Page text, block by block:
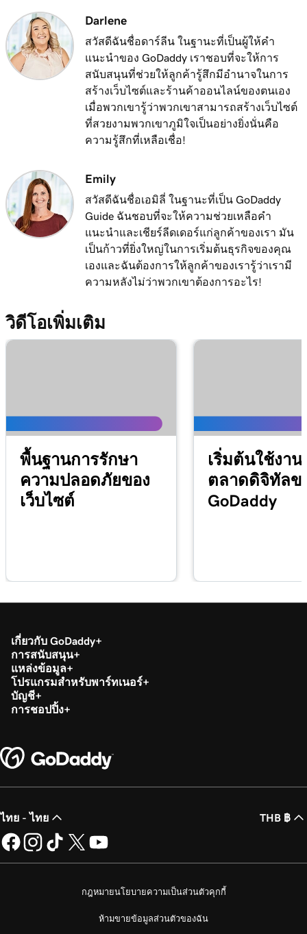
Darlene
สวัสดีฉันชื่อดาร์ลีน ในฐานะที่เป็นผู้ให้คำ
แนะนำของ GoDaddy เราชอบที่จะให้การ
สนับสนุนที่ช่วยให้ลูกค้ารู้สึกมีอำนาจในการ
สร้างเว็บไซต์และร้านค้าออนไลน์ของตนเอง
เมื่อพวกเขารู้ว่าพวกเขาสามารถสร้างเว็บไซต์
ที่สวยงามพวกเขาภูมิใจเป็นอย่างยิ่งนั่นคือ
ความรู้สึกที่เหลือเชื่อ!
Emily
สวัสดีฉันชื่อเอมิลี่ ในฐานะที่เป็น GoDaddy
Guide ฉันชอบที่จะให้ความช่วยเหลือคำ
แนะนำและเชียร์ลีดเดอร์แก่ลูกค้าของเรา มัน
เป็นก้าวที่ยิ่งใหญ่ในการเริ่มต้นธุรกิจของคุณ
เองและฉันต้องการให้ลูกค้าของเรารู้ว่าเรามี
ความหลังไม่ว่าพวกเขาต้องการอะไร!
วิดีโอเพิ่มเติม
พื้นฐานการรักษา
ความปลอดภัยของ
เว็บไซต์
เริ่มต้นใช้งาน
ตลาดดิจิทัลข
GoDaddy
เกี่ยวกับ GoDaddy
การสนับสนุน
แหล่งข้อมูล
โปรแกรมสำหรับพาร์ทเนอร์
บัญชี
การชอปปิ้ง
ไทย - ไทย THB ฿
กฎหมายนโยบายความเป็นส่วนตัวคุกกี้
ห้ามขายข้อมูลส่วนตัวของฉัน